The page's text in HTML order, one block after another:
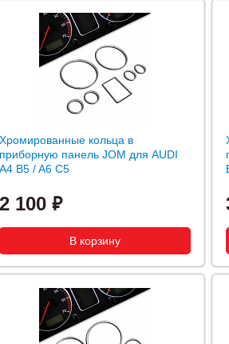
Хромированные кольца в
приборную панель JOM для AUDI
A4 B5 / A6 C5
2 100